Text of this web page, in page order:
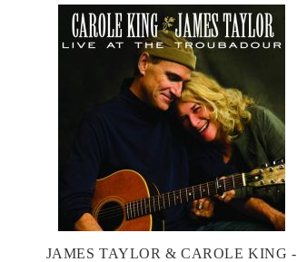
JAMES TAYLOR & CAROLE KING -